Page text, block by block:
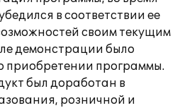
в соответствии ее
своим текущим
демонстрации было
приобретении программы.
был доработан в
розничной и